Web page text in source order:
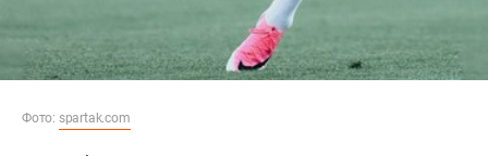
Фото: spartak.com